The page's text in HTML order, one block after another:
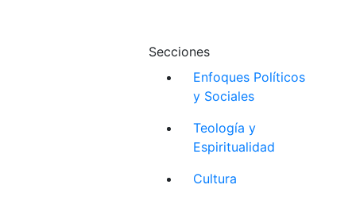
Secciones
Enfoques Políticos
y Sociales
Teología y
Espiritualidad
Cultura